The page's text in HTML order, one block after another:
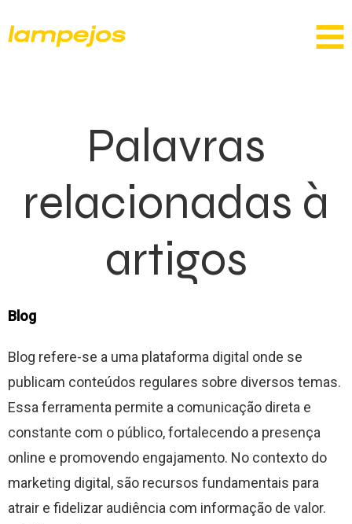
Palavras
relacionadas à
artigos
Blog
Blog refere-se a uma plataforma digital onde se
publicam conteúdos regulares sobre diversos temas.
Essa ferramenta permite a comunicação direta e
constante com o público, fortalecendo a presença
online e promovendo engajamento. No contexto do
marketing digital, são recursos fundamentais para
atrair e fidelizar audiência com informação de valor.